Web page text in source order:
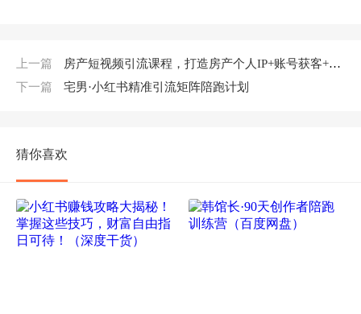
上一篇
房产短视频引流课程，打造房产个人IP+账号获客+脚本内容规划
下一篇
宅男·小红书精准引流矩阵陪跑计划
猜你喜欢